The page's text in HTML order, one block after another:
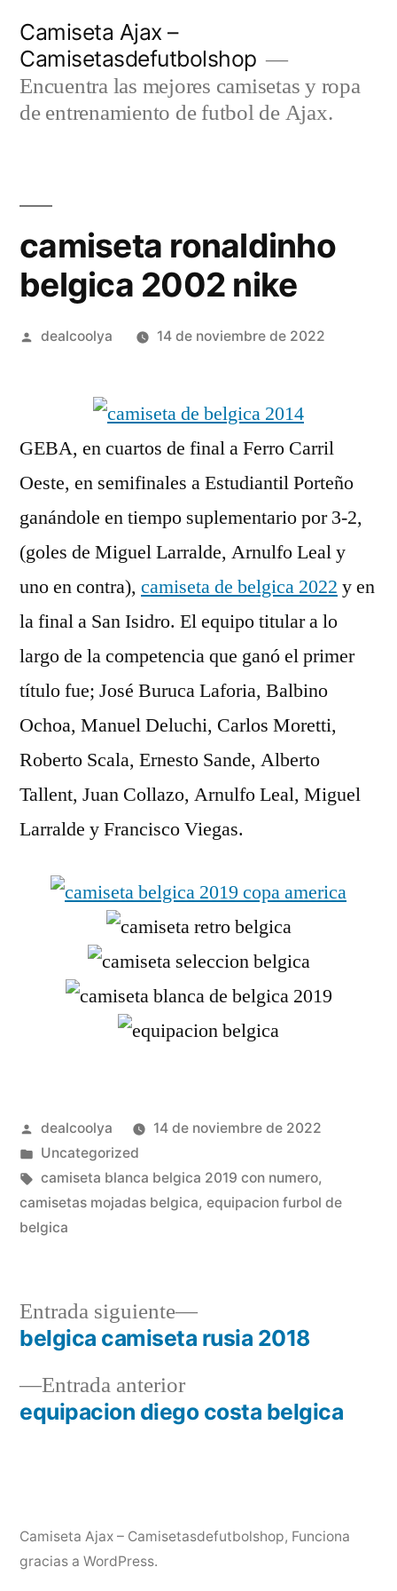
contenido
Camiseta Ajax –
Camisetasdefutbolshop
Encuentra las mejores camisetas y ropa
de entrenamiento de futbol de Ajax.
camiseta ronaldinho
belgica 2002 nike
Publicado
dealcoolya 14 de noviembre de 2022
GEBA, en cuartos de final a Ferro Carril
Oeste, en semifinales a Estudiantil Porteño
ganándole en tiempo suplementario por 3-2,
(goles de Miguel Larralde, Arnulfo Leal y
uno en contra), camiseta de belgica 2022 y en
la final a San Isidro. El equipo titular a lo
largo de la competencia que ganó el primer
título fue; José Buruca Laforia, Balbino
Ochoa, Manuel Deluchi, Carlos Moretti,
Roberto Scala, Ernesto Sande, Alberto
Tallent, Juan Collazo, Arnulfo Leal, Miguel
Larralde y Francisco Viegas.
Publicado
por
dealcoolya
14 de noviembre de 2022
Publicado
en
Uncategorized
Etiquetas:
camiseta blanca belgica 2019 con numero,
camisetas mojadas belgica, equipacion furbol de
belgica
Navegación
de
entradas
Entrada anteriorEntrada
anterior:
equipacion diego costa belgica
Entrada siguiente
Entrada
siguiente:
belgica camiseta rusia 2018
Camiseta Ajax – Camisetasdefutbolshop, Funciona
gracias a WordPress.